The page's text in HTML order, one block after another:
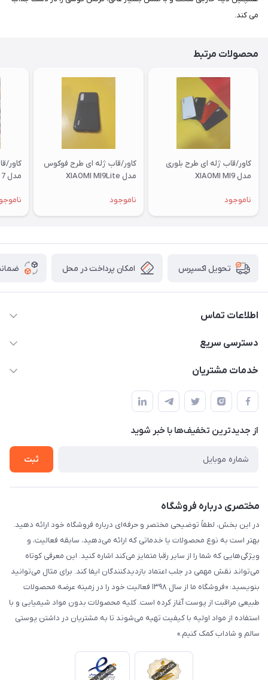
می کند.
محصولات مرتبط
کاور/قاب ژله ای طرح بلوری
مدل XIAOMI MI9
ناموجود
کاور/قاب ژله ای طرح فوکوس
مدل XIAOMI MI9Lite
ناموجود
کاور/
مدل XIAOMI RM 7
تحویل اکسپرس امکان پرداخت در محل
اطلاعات تماس
09332394024-09120346631
دسترسی سریع
حساب کاربری
لیست محصولات
درباره ما
خدمات مشتریان
قوانین و مقررات
حریم خصوصی
راهنما
از جدید‌ترین تخفیف‌ها با‌ خبر شوید
ثبت
مختصری درباره فروشگاه
در این بخش، لطفاً توضیحی مختصر و حرفه‌ای درباره فروشگاه خود ارائه دهید.
بهتر است به نوع محصولات یا خدماتی که ارائه می‌دهید، سابقه فعالیت، و
ویژگی‌هایی که شما را از سایر رقبا متمایز می‌کند اشاره کنید. این معرفی کوتاه
می‌تواند نقش مهمی در جلب اعتماد بازدیدکنندگان ایفا کند. برای مثال می‌توانید
بنویسید: «فروشگاه ما از سال ۱۳۹۸ فعالیت خود را در زمینه عرضه محصولات
طبیعی مراقبت از پوست آغاز کرده است. کلیه محصولات بدون مواد شیمیایی و با
استفاده از مواد اولیه با کیفیت تهیه می‌شوند تا به مشتریان در داشتن پوستی
سالم و شاداب کمک کنیم.»